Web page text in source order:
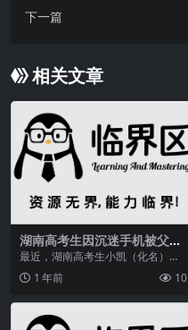
下一篇
相关文章
湖南高考生因沉迷手机被父母
扫地出门，此事引发大众热议
最近，湖南高考生小凯（化名）因
高中阶段沉迷手机致使高考成绩不
理想，被父母扫地出门...
1 年前 10